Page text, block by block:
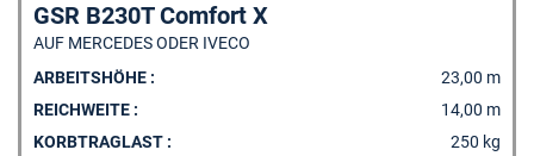
GSR B230T Comfort X
AUF MERCEDES ODER IVECO
ARBEITSHÖHE :
23,00 m
REICHWEITE :
14,00 m
KORBTRAGLAST :
250 kg